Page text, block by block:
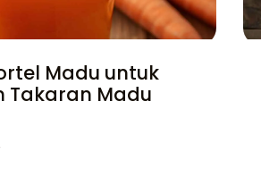
Madu untuk
Takaran Madu